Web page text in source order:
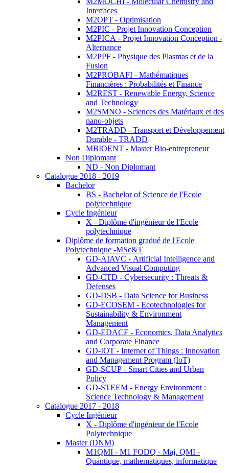
Interfaces
M2OPT - Optimisation
M2PIC - Projet Innovation Conception
M2PICA - Projet Innovation Conception -
Alternance
M2PPF - Physique des Plasmas et de la
Fusion
M2PROBAFI - Mathématiques
Financières : Probabilités et Finance
M2REST - Renewable Energy, Science
and Technology
M2SMNO - Sciences des Matériaux et des
nano-objets
M2TRADD - Transport et Développement
Durable - TRADD
MBIOENT - Master Bio-entrepreneur
Non Diplomant
ND - Non Diplomant
Catalogue 2018 - 2019
Bachelor
BS - Bachelor of Science de l'Ecole
polytechnique
Cycle Ingénieur
X - Diplôme d'ingénieur de l'Ecole
polytechnique
Diplôme de formation gradué de l'Ecole
Polytechnique -MSc&T
GD-AIAVC - Artificial Intelligence and
Advanced Visual Computing
GD-CTD - Cybersecurity : Threats &
Defenses
GD-DSB - Data Science for Business
GD-ECOSEM - Ecotechnologies for
Sustainability & Environment
Management
GD-EDACF - Economics, Data Analytics
and Corporate Finance
GD-IOT - Internet of Things : Innovation
and Management Program (IoT)
GD-SCUP - Smart Cities and Urban
Policy
GD-STEEM - Energy Environment :
Science Technology & Management
Catalogue 2017 - 2018
Cycle Ingénieur
X - Diplôme d'ingénieur de l'Ecole
Polytechnique
Master (DNM)
M1QMI - M1 FODQ - Maj. QMI -
Quantique, mathematiques, informatique